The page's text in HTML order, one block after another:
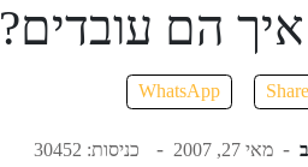
הם עובדים?
Share
WhatsApp
מאי 27, 2007 כניסות: 30452